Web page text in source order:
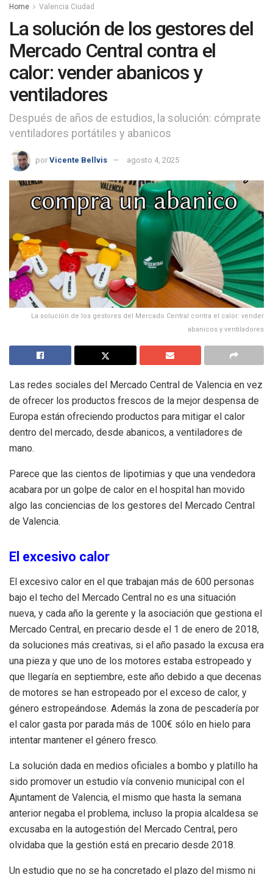
Home Valencia Ciudad
La solución de los gestores del
Mercado Central contra el
calor: vender abanicos y
ventiladores
Después de años de estudios, la solución: cómprate
ventiladores portátiles y abanicos
por Vicente Bellvis agosto 4, 2025
La solución de los gestores del Mercado Central contra el calor: vender
abanicos y ventiladores
Las redes sociales del Mercado Central de Valencia en vez
de ofrecer los productos frescos de la mejor despensa de
Europa están ofreciendo productos para mitigar el calor
dentro del mercado, desde abanicos, a ventiladores de
mano.
Parece que las cientos de lipotimias y que una vendedora
acabara por un golpe de calor en el hospital han movido
algo las conciencias de los gestores del Mercado Central
de Valencia.
El excesivo calor
El excesivo calor en el que trabajan más de 600 personas
bajo el techo del Mercado Central no es una situación
nueva, y cada año la gerente y la asociación que gestiona el
Mercado Central, en precario desde el 1 de enero de 2018,
da soluciones más creativas, si el año pasado la excusa era
una pieza y que uno de los motores estaba estropeado y
que llegaría en septiembre, este año debido a que decenas
de motores se han estropeado por el exceso de calor, y
género estropeándose. Además la zona de pescadería por
el calor gasta por parada más de 100€ sólo en hielo para
intentar mantener el género fresco.
La solución dada en medios oficiales a bombo y platillo ha
sido promover un estudio vía convenio municipal con el
Ajuntament de Valencia, el mismo que hasta la semana
anterior negaba el problema, incluso la propia alcaldesa se
excusaba en la autogestión del Mercado Central, pero
olvidaba que la gestión está en precario desde 2018.
Un estudio que no se ha concretado el plazo del mismo ni